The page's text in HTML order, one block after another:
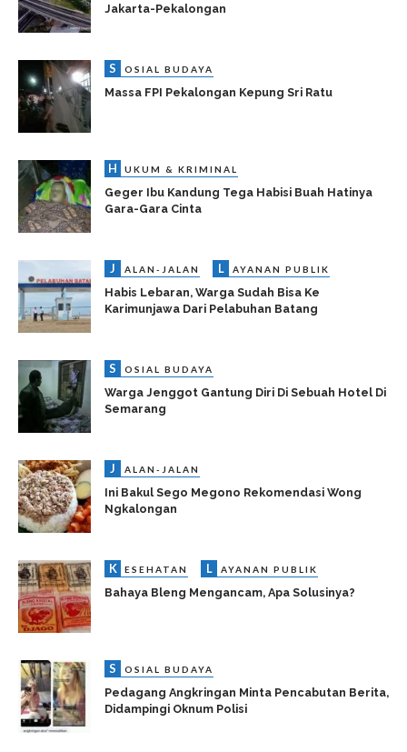
Jakarta-Pekalongan
S OSIAL BUDAYA
Massa FPI Pekalongan Kepung Sri Ratu
H UKUM & KRIMINAL
Geger Ibu Kandung Tega Habisi Buah Hatinya
Gara-Gara Cinta
J ALAN-JALAN L AYANAN PUBLIK
Habis Lebaran, Warga Sudah Bisa Ke
Karimunjawa Dari Pelabuhan Batang
S OSIAL BUDAYA
Warga Jenggot Gantung Diri Di Sebuah Hotel Di
Semarang
J ALAN-JALAN
Ini Bakul Sego Megono Rekomendasi Wong
Ngkalongan
K ESEHATAN L AYANAN PUBLIK
Bahaya Bleng Mengancam, Apa Solusinya?
S OSIAL BUDAYA
Pedagang Angkringan Minta Pencabutan Berita,
Didampingi Oknum Polisi